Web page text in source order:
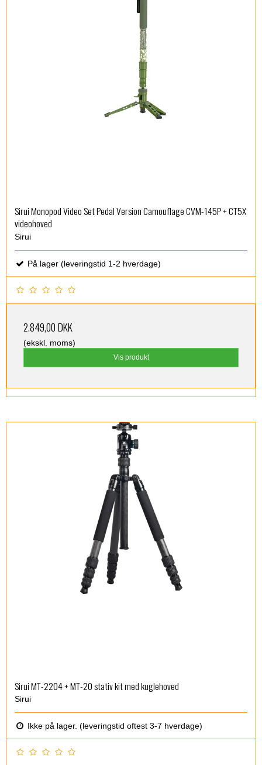
Sirui Monopod Video Set Pedal Version Camouflage CVM-145P + CT5X
videohoved
Sirui
På lager (leveringstid 1-2 hverdage)
2.849,00 DKK
(ekskl. moms)
Vis produkt
Sirui MT-2204 + MT-20 stativ kit med kuglehoved
Sirui
Ikke på lager. (leveringstid oftest 3-7 hverdage)